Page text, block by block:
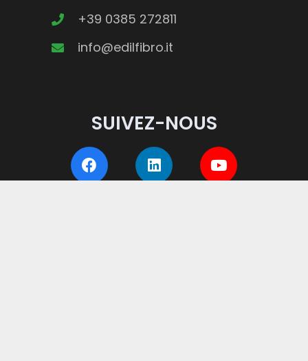
+39 0385 272811
info@edilfibro.it
SUIVEZ-NOUS